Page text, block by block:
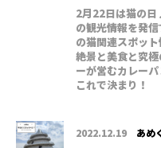
2月22日は猫の
の観光情報を発
の猫関連スポッ
絶景と美食と究
ーが営むカレー
これで決まり！
2022.12.19 あめ